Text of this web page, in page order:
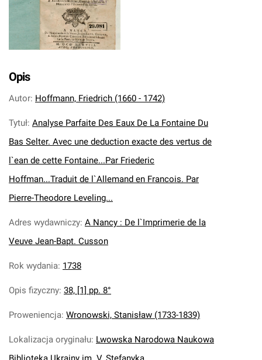
Opis
Autor: Hoffmann, Friedrich (1660 - 1742)
Tytuł: Analyse Parfaite Des Eaux De La Fontaine Du
Bas Selter. Avec une deduction exacte des vertus de
l`ean de cette Fontaine...Par Friederic
Hoffman...Traduit de l`Allemand en Francois. Par
Pierre-Theodore Leveling...
Adres wydawniczy: A Nancy : De l`Imprimerie de la
Veuve Jean-Bapt. Cusson
Rok wydania: 1738
Opis fizyczny: 38, [1] pp. 8°
Proweniencja: Wronowski, Stanisław (1733-1839)
Lokalizacja oryginału: Lwowska Narodowa Naukowa